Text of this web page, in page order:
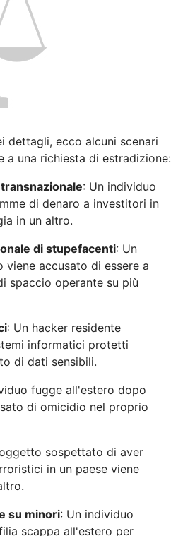
dettagli, ecco alcuni scenari
una richiesta di estradizione:
: Un individuo
di denaro a investitori in
in un altro.
di stupefacenti: Un
accusato di essere a
spaccio operante su più
: Un hacker residente
informatici protetti
di dati sensibili.
fugge all'estero dopo
di omicidio nel proprio
sospettato di aver
in un paese viene
su minori: Un individuo
scappa all'estero per